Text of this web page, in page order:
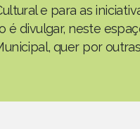
e para as
é divulgar, neste
quer por